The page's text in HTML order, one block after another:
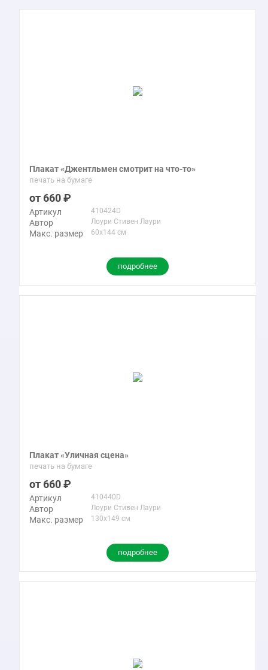
Плакат «Джентльмен смотрит на что-то»
печать на бумаге
660
Артикул 410424D
Автор Лоури Стивен Лаури
Макс. размер 60x144 см
подробнее
Плакат «Уличная сцена»
печать на бумаге
660
Артикул 410440D
Автор Лоури Стивен Лаури
Макс. размер 130x149 см
подробнее